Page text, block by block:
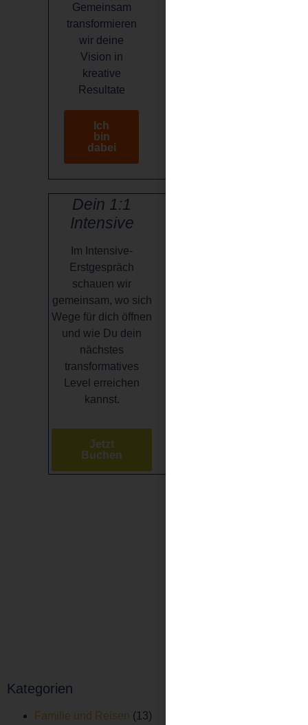
Gemeinsam
transformieren
wir deine
Vision in
kreative
Resultate
Ich
bin
dabei
Dein 1:1
Intensive
Im Intensive-
Erstgespräch
schauen wir
gemeinsam, wo sich
Wege für dich öffnen
und wie Du dein
nächstes
transformatives
Level erreichen
kannst.
Jetzt
Buchen
Kategorien
Familie und Reisen (13)